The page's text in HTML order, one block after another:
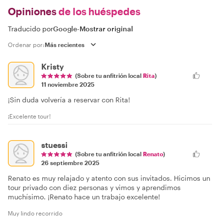
Opinionesde los huéspedes
Traducido porGoogle-Mostrar original
Ordenar por:
Kristy
(Sobre tu anfitrión local Rita)
11 noviembre 2025
¡Sin duda volvería a reservar con Rita!
¡Excelente tour!
stuessi
(Sobre tu anfitrión local Renato)
26 septiembre 2025
Renato es muy relajado y atento con sus invitados. Hicimos un
tour privado con diez personas y vimos y aprendimos
muchísimo. ¡Renato hace un trabajo excelente!
Muy lindo recorrido